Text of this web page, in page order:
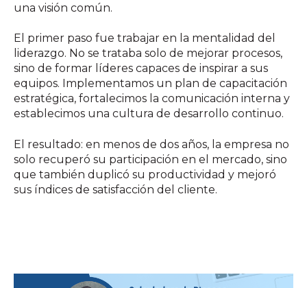
una visión común.
El primer paso fue trabajar en la mentalidad del
liderazgo. No se trataba solo de mejorar procesos,
sino de formar líderes capaces de inspirar a sus
equipos. Implementamos un plan de capacitación
estratégica, fortalecimos la comunicación interna y
establecimos una cultura de desarrollo continuo.
El resultado: en menos de dos años, la empresa no
solo recuperó su participación en el mercado, sino
que también duplicó su productividad y mejoró
sus índices de satisfacción del cliente.